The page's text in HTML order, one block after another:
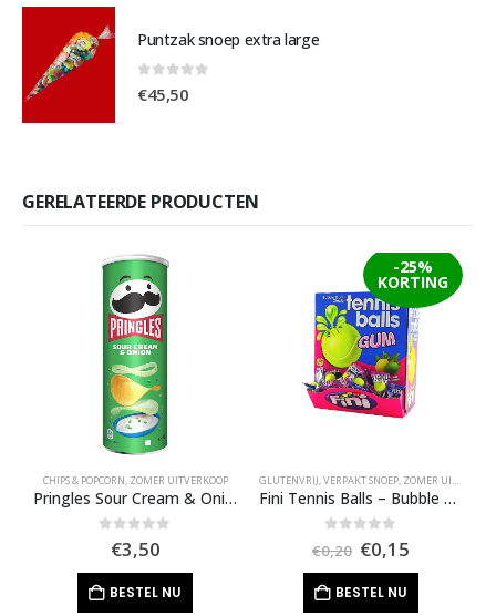
Puntzak snoep extra large
0out of 5
€45,50
GERELATEERDE PRODUCTEN
CHIPS & POPCORN, ZOMER UITVERKOOP
Pringles Sour Cream & Onion
out of 5
€3,50
BESTEL NU
-25%
KORTING
GLUTENVRIJ,VERPAKT SNOEP, ZOMER UITVERKOOP
Fini Tennis Balls – Bubble Gum
out of 5
€0,20
prijs
was:
€0,20.
€0,15Huidige
BESTEL NU